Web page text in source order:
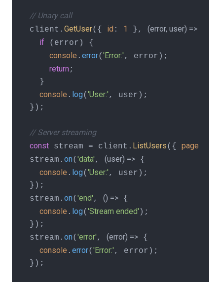
// Unary call
client. GetUser({ id : 1 }, (error, user) =>
if (error) {
console . error( 'Error:', error);
return ;
  }
console . log( 'User:', user);
});
// Server streaming
const stream = client. ListUsers({ page
stream. on( 'data', (user) => {
console . log( 'User:', user);
});
stream. on( 'end', () => {
console . log( 'Stream ended' );
});
stream. on( 'error', (error) => {
console . error( 'Error:', error);
});